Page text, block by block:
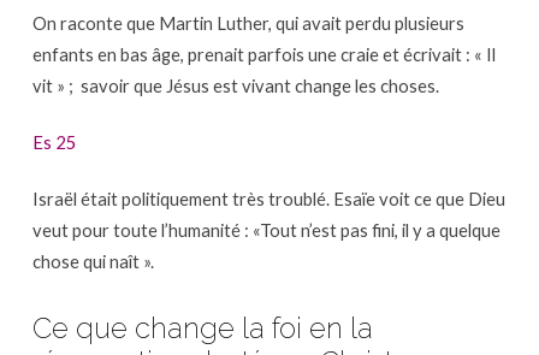
On raconte que Martin Luther, qui avait perdu plusieurs
enfants en bas âge, prenait parfois une craie et écrivait : « Il
vit » ; savoir que Jésus est vivant change les choses.
Es 25
Israël était politiquement très troublé. Esaïe voit ce que Dieu
veut pour toute l’humanité : «Tout n’est pas fini, il y a quelque
chose qui naît ».
Ce que change la foi en la